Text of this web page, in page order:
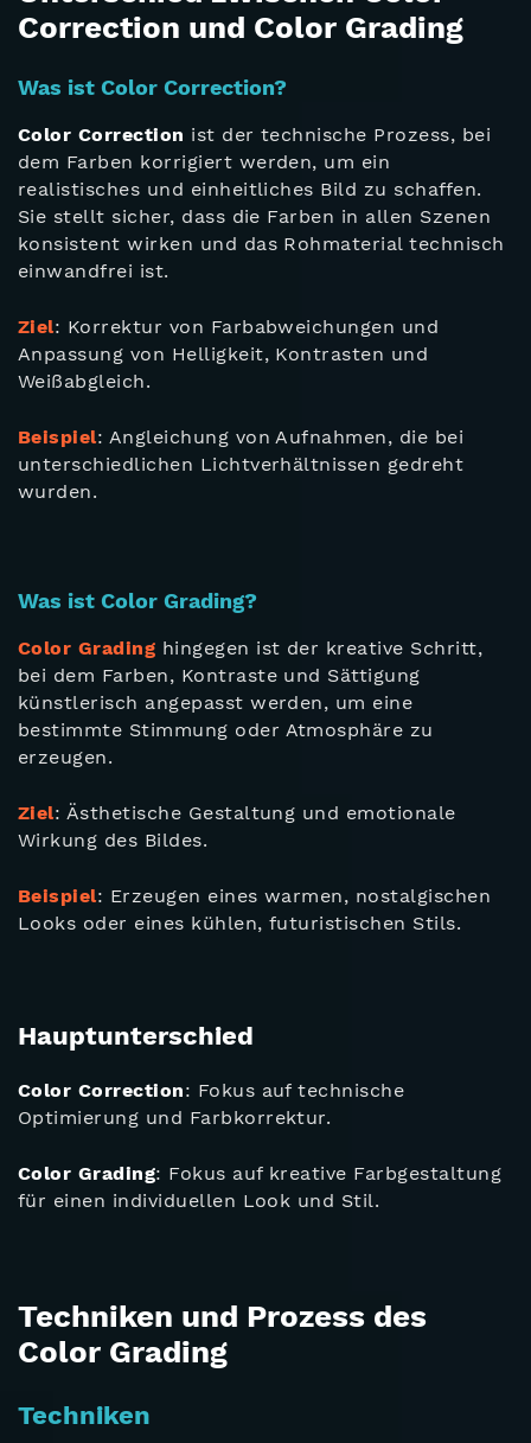
Correction und Color Grading
Was ist Color Correction?
Color Correction ist der technische Prozess, bei
dem Farben korrigiert werden, um ein
realistisches und einheitliches Bild zu schaffen.
Sie stellt sicher, dass die Farben in allen Szenen
konsistent wirken und das Rohmaterial technisch
einwandfrei ist.
Ziel: Korrektur von Farbabweichungen und
Anpassung von Helligkeit, Kontrasten und
Weißabgleich.
Beispiel: Angleichung von Aufnahmen, die bei
unterschiedlichen Lichtverhältnissen gedreht
wurden.
Was ist Color Grading?
Color Grading hingegen ist der kreative Schritt,
bei dem Farben, Kontraste und Sättigung
künstlerisch angepasst werden, um eine
bestimmte Stimmung oder Atmosphäre zu
erzeugen.
Ziel: Ästhetische Gestaltung und emotionale
Wirkung des Bildes.
Beispiel: Erzeugen eines warmen, nostalgischen
Looks oder eines kühlen, futuristischen Stils.
Hauptunterschied
Color Correction: Fokus auf technische
Optimierung und Farbkorrektur.
Color Grading: Fokus auf kreative Farbgestaltung
für einen individuellen Look und Stil.
Techniken und Prozess des
Color Grading
Techniken